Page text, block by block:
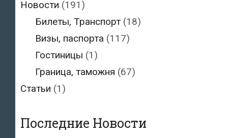
границы
Новости (191)
Билеты, Транспорт(18)
Визы, паспорта (117)
Гостиницы (1)
Граница, таможня (67)
Статьи (1)
Последние Новости